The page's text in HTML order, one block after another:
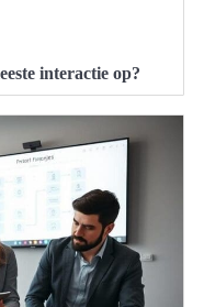
interactie op?